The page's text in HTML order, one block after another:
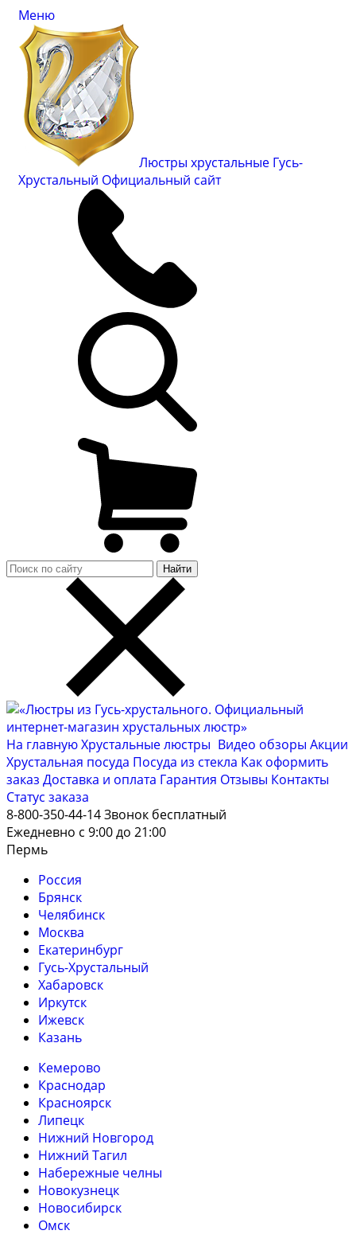
Меню
Люстры хрустальные Гусь-
Хрустальный Официальный сайт
Найти
На главнуюХрустальные люстры Видео обзоры Акции
Хрустальная посуда Посуда из стекла Как оформить
заказ Доставка и оплата Гарантия Отзывы Контакты
Cтатус заказа
8-800-350-44-14Звонок бесплатный
Ежедневно с 9:00 до 21:00
Пермь
Россия
Брянск
Челябинск
Москва
Екатеринбург
Гусь-Хрустальный
Хабаровск
Иркутск
Ижевск
Казань
Кемерово
Краснодар
Красноярск
Липецк
Нижний Новгород
Нижний Тагил
Набережные челны
Новокузнецк
Новосибирск
Омск